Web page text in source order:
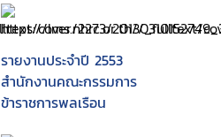
รายงานประจำปี 2553
สำนักงานคณะกรรมการ
ข้าราชการพลเรือน